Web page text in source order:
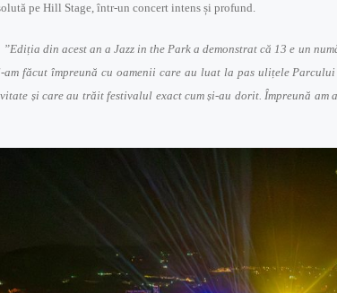
pe Hill Stage, într-un concert intens și profund.
”Ediția din acest an a Jazz in the Park a demonstrat că 13 e un
făcut împreună cu oamenii care au luat la pas ulițele
și care au trăit festivalul exact cum și-au dorit. Împreună am